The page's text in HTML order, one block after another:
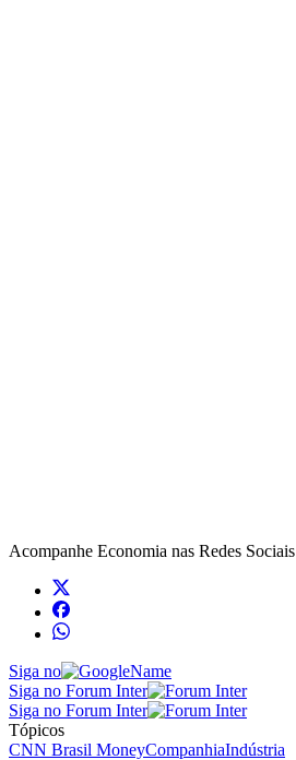
Acompanhe Economia nas Redes Sociais
Siga no
Siga no Forum Inter
Siga no Forum Inter
Tópicos
CNN Brasil MoneyCompanhiaIndústria